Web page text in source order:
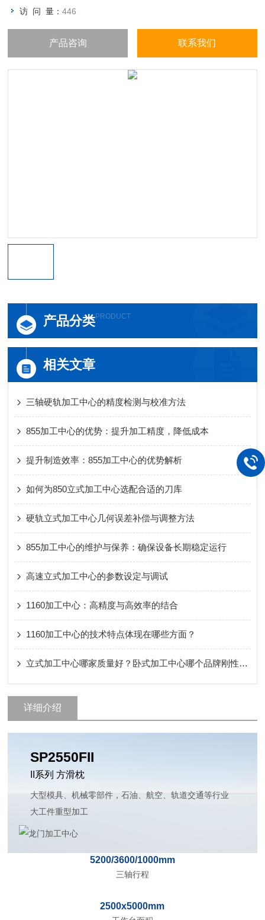
访 问 量：446
产品咨询 联系我们
产品分类PRODUCT
相关文章
三轴硬轨加工中心的精度检测与校准方法
855加工中心的优势：提升加工精度，降低成本
提升制造效率：855加工中心的优势解析
如何为850立式加工中心选配合适的刀库
硬轨立式加工中心几何误差补偿与调整方法
855加工中心的维护与保养：确保设备长期稳定运行
高速立式加工中心的参数设定与调试
1160加工中心：高精度与高效率的结合
1160加工中心的技术特点体现在哪些方面？
立式加工中心哪家质量好？卧式加工中心哪个品牌刚性好？龙门加工中心厂家怎么选？
详细介绍
SP2550FII
II系列 方滑枕
大型模具、机械零部件，石油、航空、轨道交通等行业
大工件重型加工
5200/3600/1000mm
三轴行程
2500x5000mm